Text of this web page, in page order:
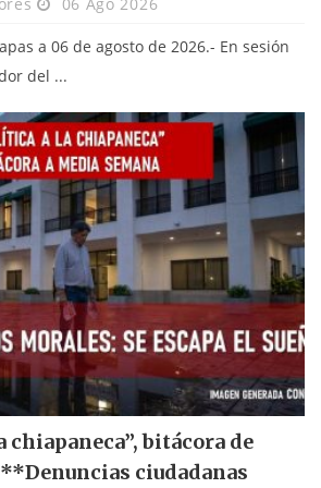
a 06 de agosto de 2026.- En sesión
del ...
chiapaneca”, bitácora de
ciudadanas